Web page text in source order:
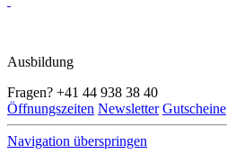
Ausbildung
Fragen? +41 44 938 38 40
Öffnungszeiten Newsletter Gutscheine
Navigation überspringen